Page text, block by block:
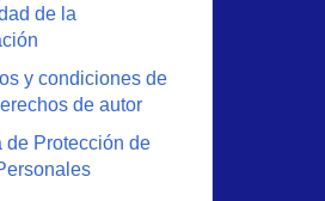
de la
y condiciones de
de autor
de Protección de